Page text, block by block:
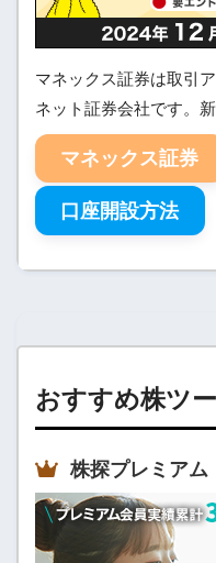
マネックス証券は取引
ネット証券会社です。
マネックス証券
口座開設方法
おすすめ株ツ
株探プレミアム